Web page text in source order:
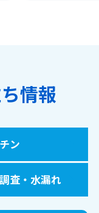
情報
ン
査・水漏れ